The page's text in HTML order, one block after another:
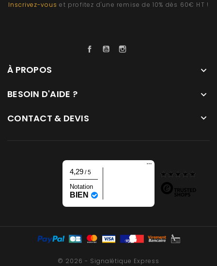
Inscrivez-vous et profitez d'une remise de 10% dès 60€ HT !
FacebookYouTube
À PROPOS 
BESOIN D'AIDE ? 
CONTACT & DEVIS 
4,29 / 5
Notation
BIEN
© 2026 - Signalétique Express